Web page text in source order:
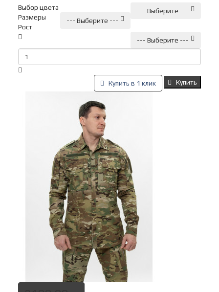
Выбор цвета
--- Выберите ---
Размеры
--- Выберите ---
Рост
--- Выберите ---
Купить в 1 клик Купить